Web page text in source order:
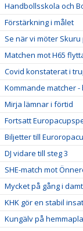
Handbollsskola och
Förstärkning i målet
Se när vi möter
Matchen mot H65
Covid konstaterat i
Kommande matcher
Mirja lämnar i förtid
Fortsatt
Biljetter till
DJ vidare till steg 3
SHE-match mot
Mycket på gång i
KHK gör en stabil
Kungälv på